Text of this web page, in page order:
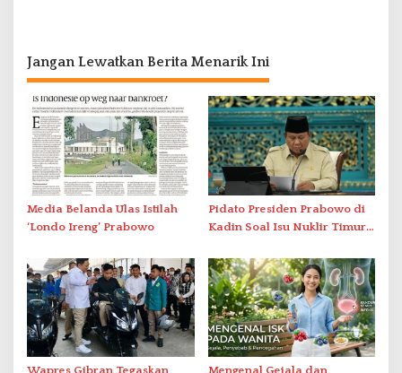
Jangan Lewatkan Berita Menarik Ini
Media Belanda Ulas Istilah
‘Londo Ireng’ Prabowo
Pidato Presiden Prabowo di
Kadin Soal Isu Nuklir Timur